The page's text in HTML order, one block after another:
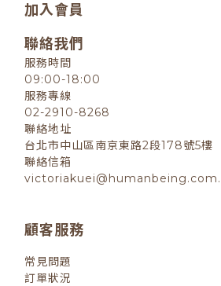
加入會員
聯絡我們
服務時間
09:00-18:00
服務專線
02-2910-8268
聯絡地址
台北市中山區南京東路2段178號5樓
聯絡信箱
顧客服務
常見問題
訂單狀況